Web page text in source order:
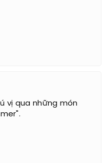
vị qua những món